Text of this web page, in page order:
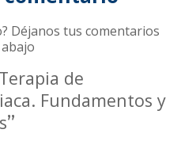
Déjanos tus comentarios
Terapia de
Fundamentos y
”